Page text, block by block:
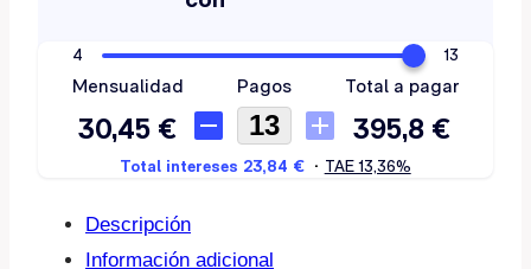
Descripción
Información adicional